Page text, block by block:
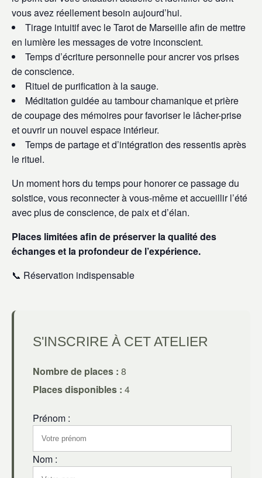
vous avez réellement besoin aujourd’hui.
Tirage intuitif avec le Tarot de Marseille afin de mettre
en lumière les messages de votre inconscient.
Temps d’écriture personnelle pour ancrer vos prises
de conscience.
Rituel de purification à la sauge.
Méditation guidée au tambour chamanique et prière
de coupage des mémoires pour favoriser le lâcher-prise
et ouvrir un nouvel espace intérieur.
Temps de partage et d’intégration des ressentis après
le rituel.
Un moment hors du temps pour honorer ce passage du
solstice, vous reconnecter à vous-même et accueillir l’été
avec plus de conscience, de paix et d’élan.
Places limitées afin de préserver la qualité des
échanges et la profondeur de l’expérience.
📞 Réservation indispensable
S'INSCRIRE À CET ATELIER
Nombre de places : 8
Places disponibles : 4
Prénom :
Nom :